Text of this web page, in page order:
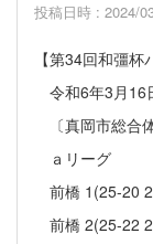
投稿日時 : 2024/
【第34回和彊杯
令和6年3月16
〔真岡市総合
ａリーグ
前橋 1(25-20
前橋 2(25-22